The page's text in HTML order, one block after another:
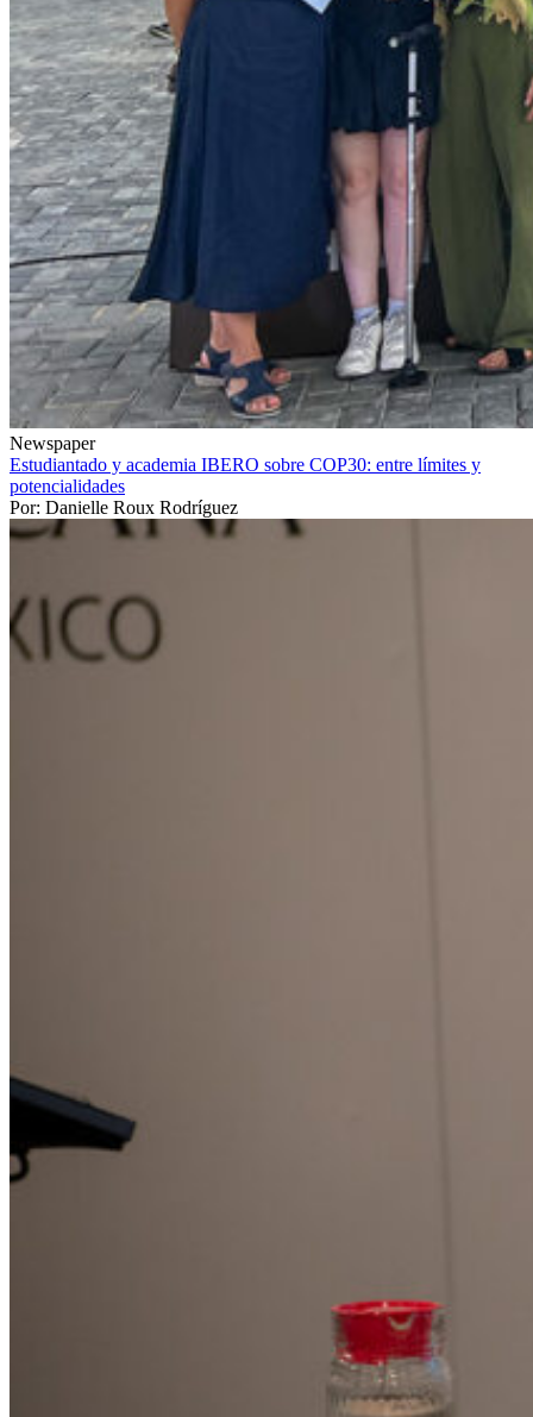
Newspaper
Estudiantado y academia IBERO sobre COP30: entre límites y
potencialidades
Por: Danielle Roux Rodríguez